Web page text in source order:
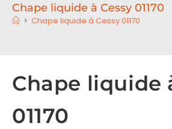
Chape liquide à Cessy 01170
> Chape liquide à Cessy 01170
Chape liquide
01170